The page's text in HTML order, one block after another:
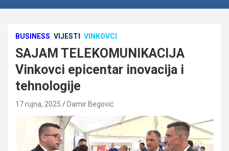
BUSINESS VIJESTI VINKOVCI
SAJAM TELEKOMUNIKACIJA
Vinkovci epicentar inovacija i
tehnologije
17 rujna, 2025 Damir Begović